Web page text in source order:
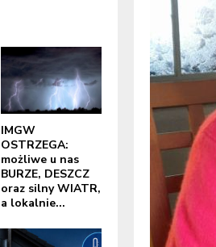
IMGW
OSTRZEGA:
możliwe u nas
BURZE, DESZCZ
oraz silny WIATR,
a lokalnie...